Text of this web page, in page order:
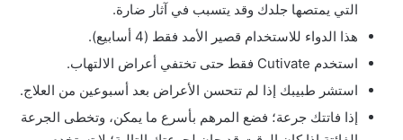
التي يمتصها جلدك وقد يتسبب في آثار ضارة.
هذا الدواء للاستخدام قصير الأمد فقط (4 أسابيع).
استخدم Cutivate فقط حتى تختفي أعراض الالتهاب.
استشر طبيبك إذا لم تتحسن الأعراض بعد أسبوعين من العلاج.
إذا فاتتك جرعة؛ فضع المرهم بأسرع ما يمكن، وتخطى الجرعة